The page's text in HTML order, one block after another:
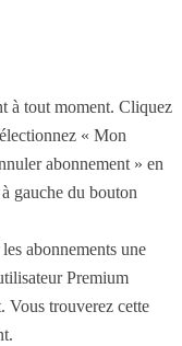
à tout moment. Cliquez
« Mon
abonnement » en
gauche du bouton
abonnements une
Premium
Vous trouverez cette